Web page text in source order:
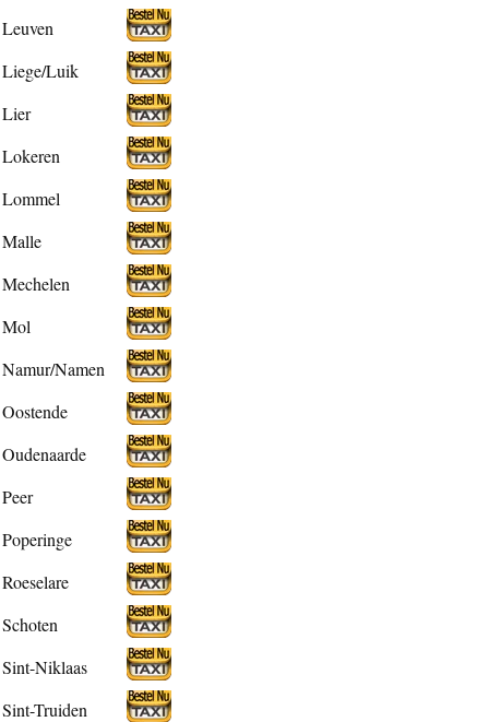
Leuven
Liege/Luik
Lier
Lokeren
Lommel
Malle
Mechelen
Mol
Namur/Namen
Oostende
Oudenaarde
Peer
Poperinge
Roeselare
Schoten
Sint-Niklaas
Sint-Truiden